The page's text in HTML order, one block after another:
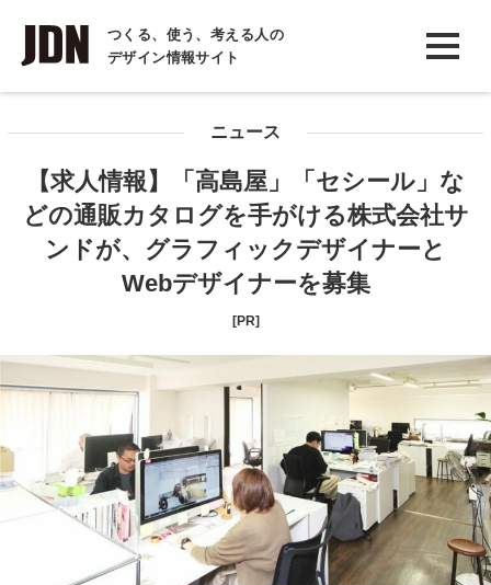
つくる、使う、考える人の
デザイン情報サイト
INTERVIEW
インタビュー
COLUMN
コラム
ニュース
【求人情報】「高島屋」「セシール」な
どの通販カタログを手がける株式会社サ
ンドが、グラフィックデザイナーと
Webデザイナーを募集
[PR]